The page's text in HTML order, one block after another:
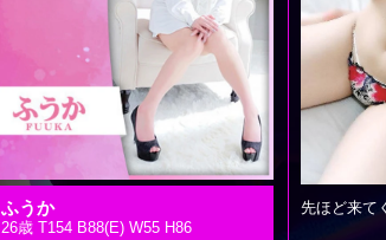
ふうか
26歳 T154 B88(E) W55 H86
先ほど来て